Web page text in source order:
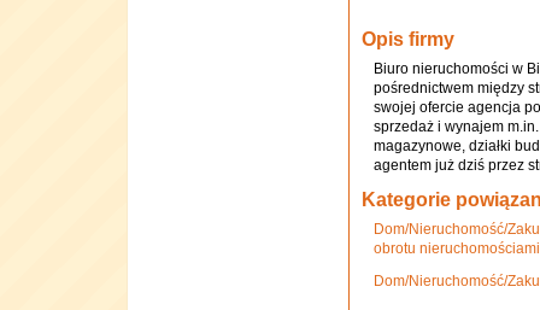
Opis firmy
Biuro nieruchomości w
pośrednictwem między
swojej ofercie agencja
sprzedaż i wynajem
magazynowe, działki
agentem już dziś przez
Kategorie
Dom/Nieruchomość/
obrotu nieruchomościami
Dom/Nieruchomość/